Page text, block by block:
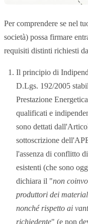
Per comprendere se nel
società) possa firmare
requisiti distinti richiesti
Il principio di
D.Lgs. 192/2005
Prestazione
qualificati e
sono dettati
sottoscrizione
l'assenza di conflitto
esistenti (che sono
dichiara il "non
produttori dei
nonché rispetto ai
richiedente" (e non